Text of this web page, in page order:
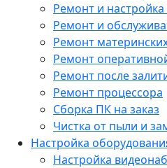
Ремонт и
Ремонт и
Ремонт
Ремонт
Ремонт после
Ремонт процессора
Сборка ПК на заказ
Чистка от пыли и
Настройка
Настройка